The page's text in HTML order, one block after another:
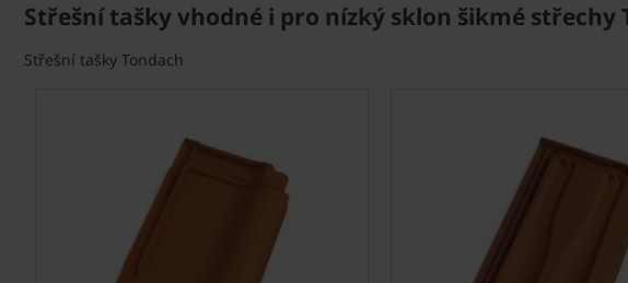
Střešní tašky vhodné i pro nízký sklon šikmé střechy
Střešní tašky Tondach